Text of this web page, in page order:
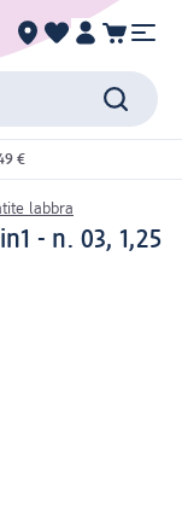
€
labbra
- n. 03, 1,25